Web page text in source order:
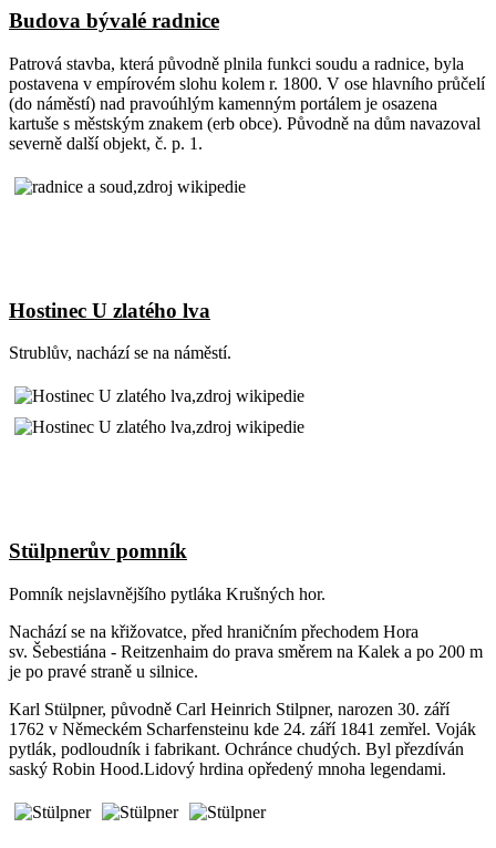
Budova bývalé radnice
Patrová stavba, která původně plnila funkci soudu a radnice, byla
postavena v empírovém slohu kolem r. 1800. V ose hlavního průčelí
(do náměstí) nad pravoúhlým kamenným portálem je osazena
kartuše s městským znakem (erb obce). Původně na dům navazoval
severně další objekt, č. p. 1.
Hostinec U zlatého lva
Strublův, nachází se na náměstí.
Stülpnerův pomník
Pomník nejslavnějšího pytláka Krušných hor.
Nachází se na křižovatce, před hraničním přechodem Hora
sv. Šebestiána - Reitzenhaim do prava směrem na Kalek a po 200 m
je po pravé straně u silnice.
Karl Stülpner, původně Carl Heinrich Stilpner, narozen 30. září
1762 v Německém Scharfensteinu kde 24. září 1841 zemřel. Voják
pytlák, podloudník i fabrikant. Ochránce chudých. Byl přezdíván
saský Robin Hood.Lidový hrdina opředený mnoha legendami.